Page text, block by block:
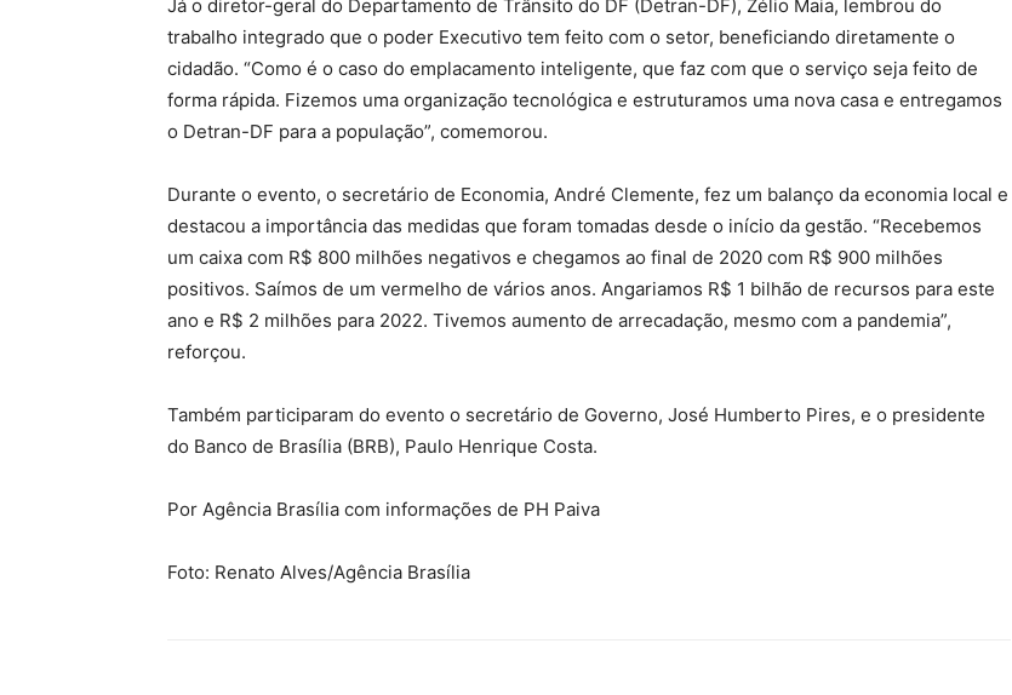
Já o diretor-geral do Departamento de Trânsito do DF (Detran-DF), Zélio Maia, lembrou do
trabalho integrado que o poder Executivo tem feito com o setor, beneficiando diretamente o
cidadão. “Como é o caso do emplacamento inteligente, que faz com que o serviço seja feito de
forma rápida. Fizemos uma organização tecnológica e estruturamos uma nova casa e entregamos
o Detran-DF para a população”, comemorou.
Durante o evento, o secretário de Economia, André Clemente, fez um balanço da economia local e
destacou a importância das medidas que foram tomadas desde o início da gestão. “Recebemos
um caixa com R$ 800 milhões negativos e chegamos ao final de 2020 com R$ 900 milhões
positivos. Saímos de um vermelho de vários anos. Angariamos R$ 1 bilhão de recursos para este
ano e R$ 2 milhões para 2022. Tivemos aumento de arrecadação, mesmo com a pandemia”,
reforçou.
Também participaram do evento o secretário de Governo, José Humberto Pires, e o presidente
do Banco de Brasília (BRB), Paulo Henrique Costa.
Por Agência Brasília com informações de PH Paiva
Foto: Renato Alves/Agência Brasília